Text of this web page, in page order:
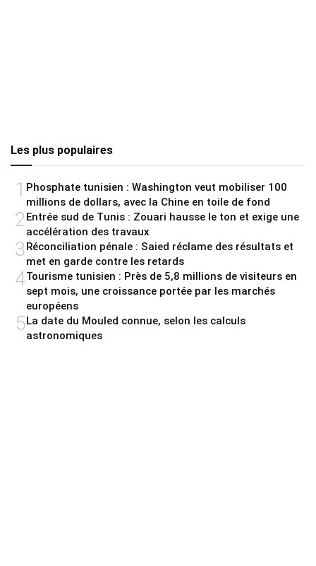
Les plus populaires
1 Phosphate tunisien : Washington veut mobiliser 100
millions de dollars, avec la Chine en toile de fond
2 Entrée sud de Tunis : Zouari hausse le ton et exige une
accélération des travaux
3Réconciliation pénale : Saied réclame des résultats et
met en garde contre les retards
4Tourisme tunisien : Près de 5,8 millions de visiteurs en
sept mois, une croissance portée par les marchés
européens
5La date du Mouled connue, selon les calculs
astronomiques